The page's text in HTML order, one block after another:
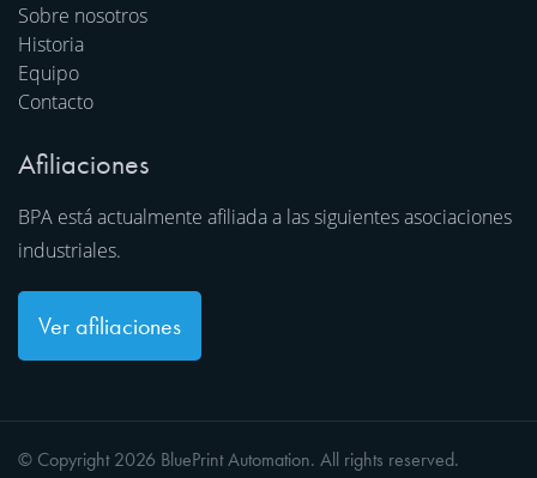
Sobre nosotros
Historia
Equipo
Contacto
Afiliaciones
BPA está actualmente afiliada a las siguientes asociaciones
industriales.
Ver afiliaciones
© Copyright 2026 BluePrint Automation. All rights reserved.